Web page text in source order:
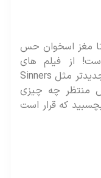
مغز اسخوان حس
از فیلم‌ های
ترسناک هالووین کلاسیک تا فیلم‌های جدیدتر مثل Sinners
منتظر چه چیزی
که قرار است